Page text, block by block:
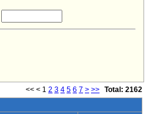
<< < 1 2 3 4 5 6 7 > >> Total: 2162